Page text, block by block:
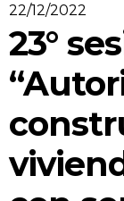
EL
¿QUÉ ES?
BLOQUES
NOTICIAS
22/12/2022
23°